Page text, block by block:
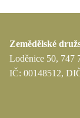
Zemědělské
Loděnice 50, 747
IČ: 00148512,